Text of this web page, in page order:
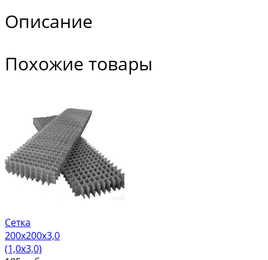
Описание
Похожие товары
Сетка
200х200х3,0
(1,0х3,0)